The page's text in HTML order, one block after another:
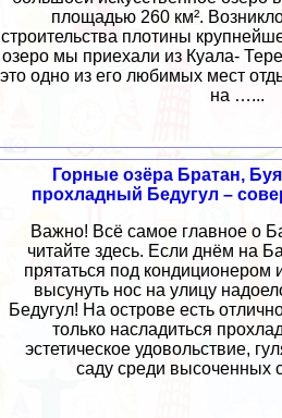
площадью 260 км².
строительства плотины
озеро мы приехали из Куала-
это одно из его любимых мест
на …...
Горные озёра Братан,
прохладный Бедугул –
Важно! Всё самое главное о
читайте здесь. Если днём на
прятаться под кондиционером
высунуть нос на улицу
Бедугул! На острове есть
только насладиться
эстетическое удовольствие,
саду среди высоченных